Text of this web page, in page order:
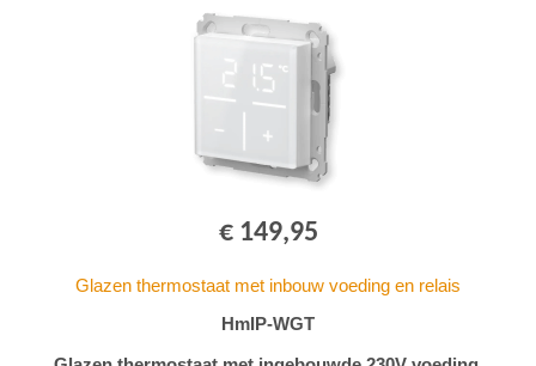
€ 149,95
Glazen thermostaat met inbouw voeding en relais
HmIP-WGT